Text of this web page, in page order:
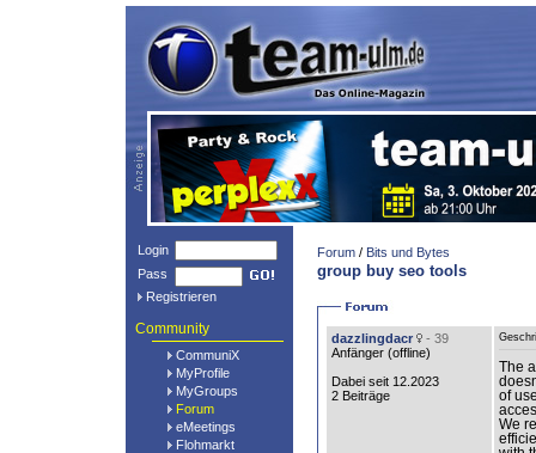
Login
Pass
Registrieren
Community
CommuniX
MyProfile
MyGroups
Forum
eMeetings
Flohmarkt
Forum / Bits und Bytes
group buy seo tools
dazzlingdacr
- 39
Anfänger (offline)
Dabei seit 12.2023
2 Beiträge
The
of
We